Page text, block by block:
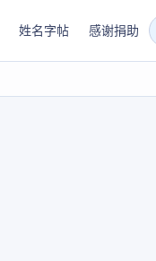
姓名字帖 感谢捐助